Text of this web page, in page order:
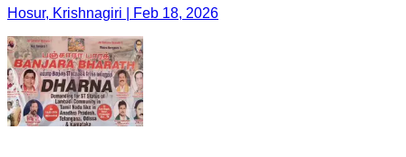
Hosur, Krishnagiri | Feb 18, 2026